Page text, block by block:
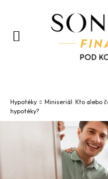
Hypotéky
Miniseriál: Kto alebo
hypotéky?